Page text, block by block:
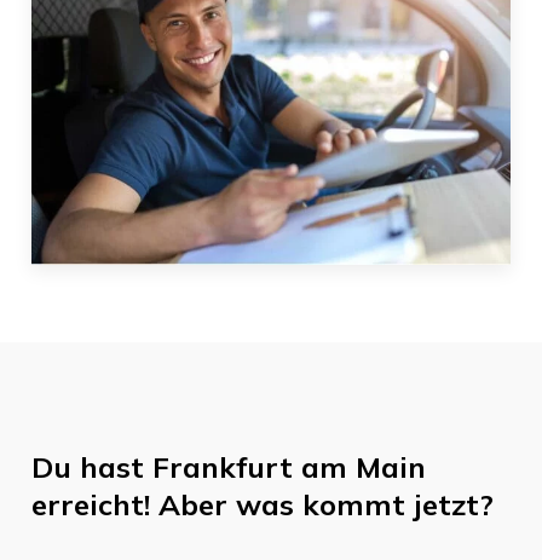
Du hast Frankfurt am Main
erreicht! Aber was kommt jetzt?